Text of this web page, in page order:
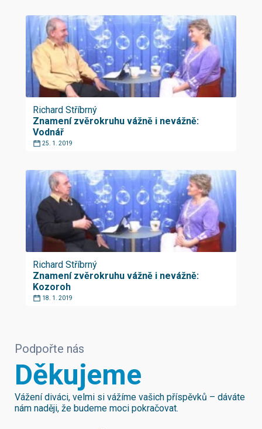
Richard Stříbrný
Znamení zvěrokruhu vážně i nevážně:
Vodnář
25. 1. 2019
Richard Stříbrný
Znamení zvěrokruhu vážně i nevážně:
Kozoroh
18. 1. 2019
Podpořte nás
Děkujeme
Vážení diváci, velmi si vážíme vašich příspěvků – dáváte
nám naději, že budeme moci pokračovat.